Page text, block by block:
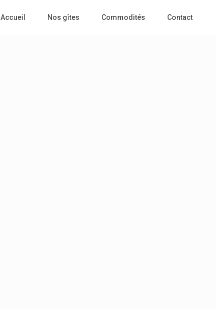
Accueil Nos gîtes Commodités Contact